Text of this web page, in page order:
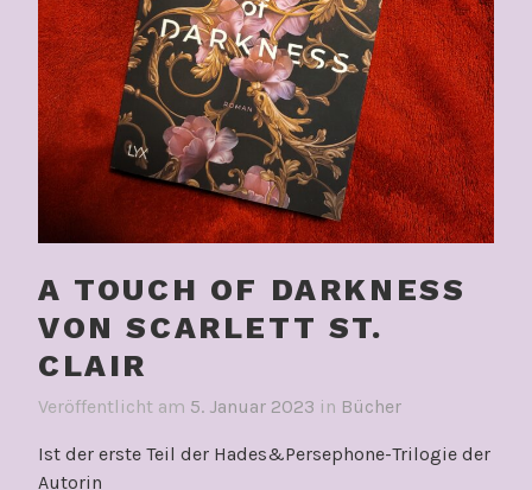
A TOUCH OF DARKNESS
VON SCARLETT ST.
CLAIR
Veröffentlicht am 5. Januar 2023 in Bücher
Ist der erste Teil der Hades&Persephone-Trilogie der
Autorin